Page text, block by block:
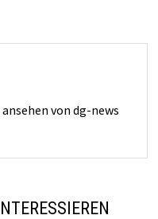
von dg-news